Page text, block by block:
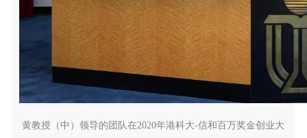
黄教授（中）领导的团队在2020年港科大-信和百万奖金创业大